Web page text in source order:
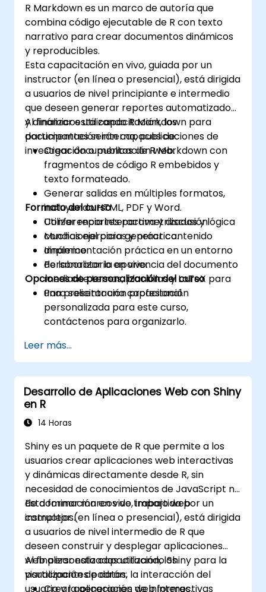
R Markdown es un marco de autoría que
combina código ejecutable de R con texto
narrativo para crear documentos dinámicos
y reproducibles.
Esta capacitación en vivo, guiada por un
instructor (en línea o presencial), está dirigida
a usuarios de nivel principiante e intermedio
que deseen generar reportes automatizados
y dinámicos utilizando R Markdown para
documentación interna, publicaciones de
investigación o publicación web.
Al finalizar esta capacitación, los
participantes serán capaces de:
Crear documentos de R Markdown con
fragmentos de código R embebidos y
texto formateado.
Generar salidas en múltiples formatos,
incluyendo HTML, PDF y Word.
Utilizar reportes parametrizados y lógica
condicional para generar contenido
dinámico.
Personalizar la apariencia del documento
mediante temas, plantillas y LaTeX para
una presentación profesional.
Formato del curso
Conferencia interactiva y discusión.
Muchas ejercicios y práctica.
Implementación práctica en un entorno
de laboratorio en vivo.
Opciones de personalización del curso
Para solicitar una capacitación
personalizada para este curso,
contáctenos para organizarlo.
Leer más...
Desarrollo de Aplicaciones Web con Shiny
en R
14 Horas
Shiny es un paquete de R que permite a los
usuarios crear aplicaciones web interactivas
y dinámicas directamente desde R, sin
necesidad de conocimientos de JavaScript ni
de dominar marcos de trabajo web
complejos.
Esta formación en vivo, impartida por un
instructor (en línea o presencial), está dirigida
a usuarios de nivel intermedio de R que
deseen construir y desplegar aplicaciones
web personalizadas utilizando Shiny para la
visualización de datos, la interacción del
usuario y la generación de informes.
Al finalizar esta capacitación, los
participantes podrán:
Crear aplicaciones web interactivas